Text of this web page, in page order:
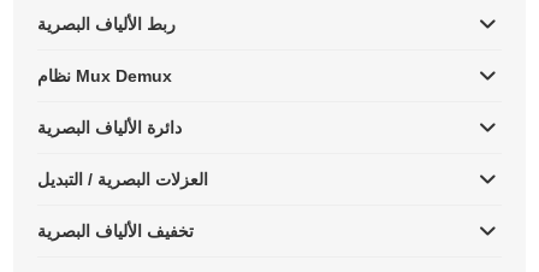
ربط الألياف البصرية
نظام Mux Demux
دائرة الألياف البصرية
العزلات البصرية / التبديل
تخفيف الألياف البصرية